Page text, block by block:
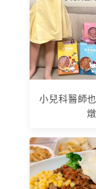
小兒科醫師